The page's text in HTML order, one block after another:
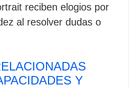
reciben elogios por
al resolver dudas o
Y